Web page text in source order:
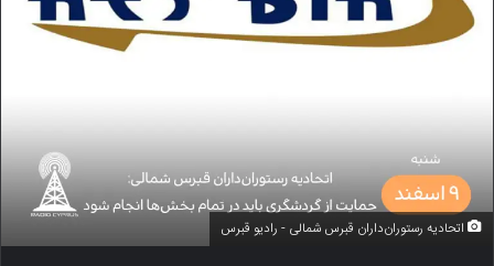
اتحادیه رستوران‌داران قبرس شمالی - رادیو قبرس